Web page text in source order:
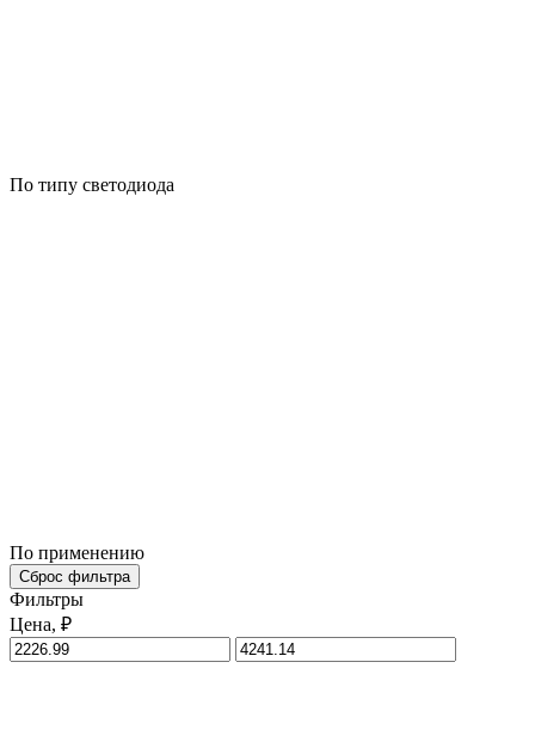
По типу светодиода
По применению
Сброс фильтра
Фильтры
Цена, ₽